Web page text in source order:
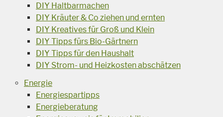
DIY Haltbarmachen
DIY Kräuter & Co ziehen und ernten
DIY Kreatives für Groß und Klein
DIY Tipps fürs Bio-Gärtnern
DIY Tipps für den Haushalt
DIY Strom- und Heizkosten abschätzen
Energie
Energiespartipps
Energieberatung